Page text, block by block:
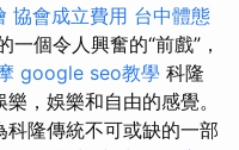
協會成立費用 台中體態
個令人興奮的“前戲”，
google seo教學 科隆
，娛樂和自由的感覺。
隆傳統不可或缺的一部